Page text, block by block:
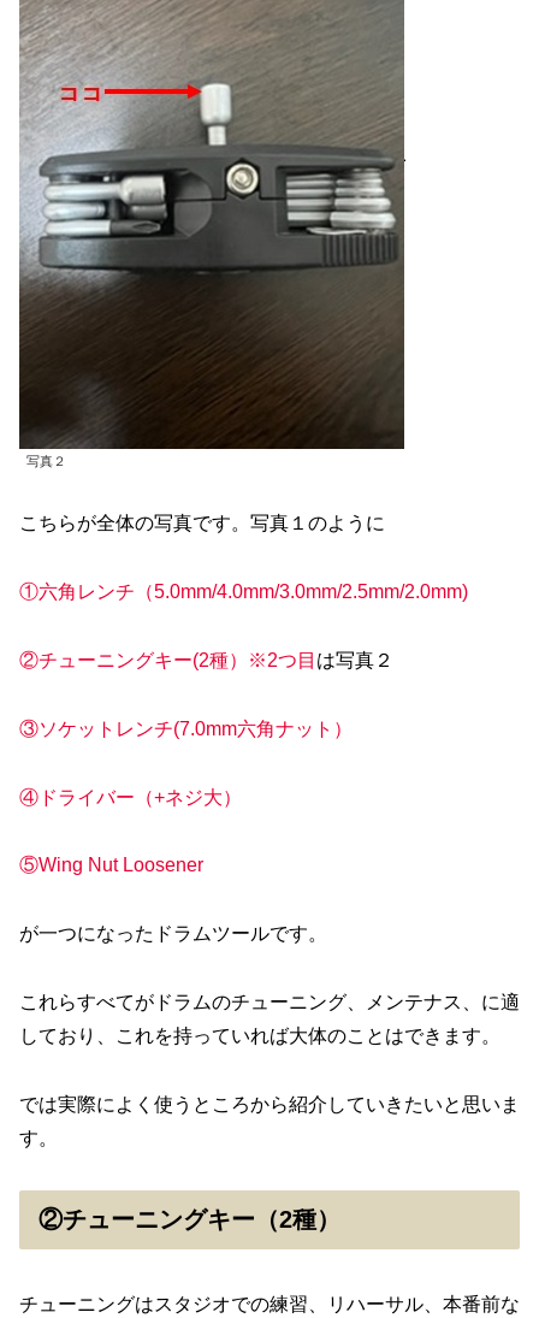
写真２
こちらが全体の写真です。写真１のように
①六角レンチ（5.0mm/4.0mm/3.0mm/2.5mm/2.0mm)
②チューニングキー(2種）※2つ目 は写真２
③ソケットレンチ(7.0mm六角ナット）
④ドライバー（+ネジ大）
⑤Wing Nut Loosener
が一つになったドラムツールです。
これらすべてがドラムのチューニング、メンテナス、に適
しており、これを持っていれば大体のことはできます。
では実際によく使うところから紹介していきたいと思いま
す。
②チューニングキー（2種）
チューニングはスタジオでの練習、リハーサル、本番前な